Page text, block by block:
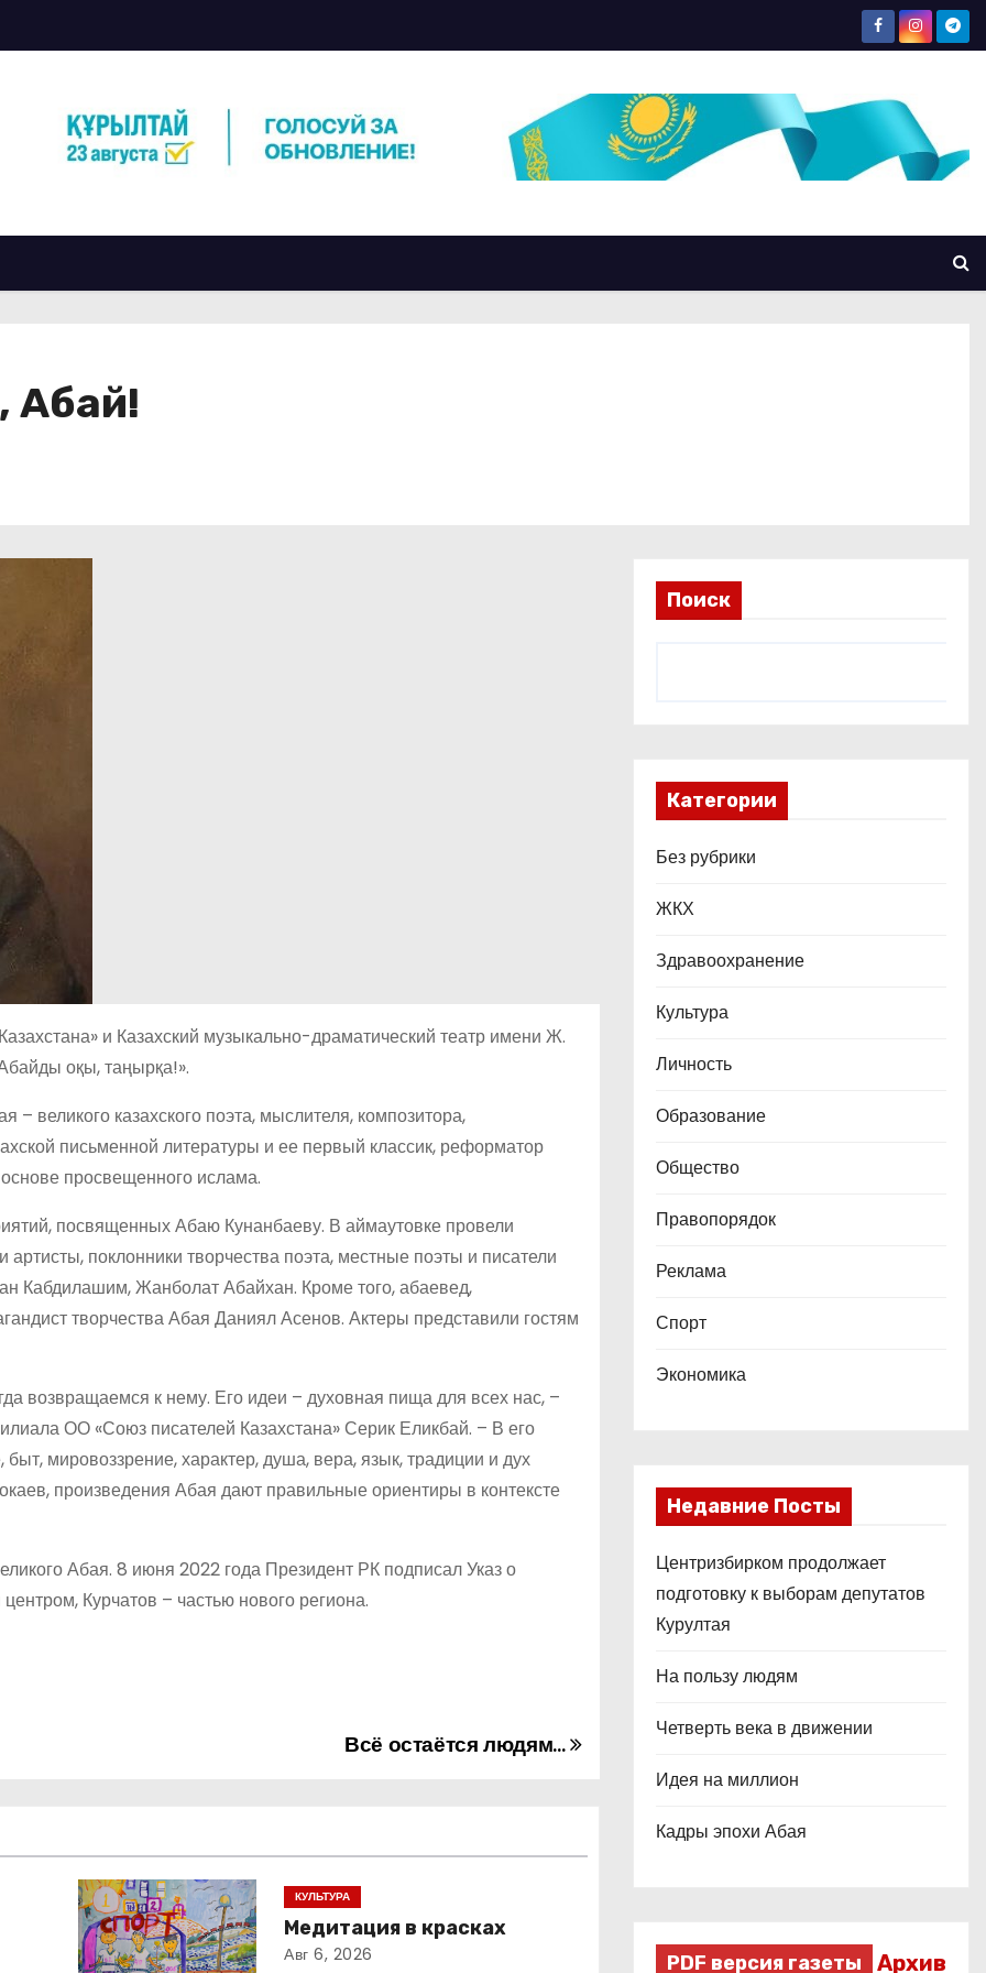
Абай!
и Казахский музыкально-драматический театр имени Ж.
оқы, таңырқа!».
– великого казахского поэта, мыслителя, композитора,
письменной литературы и ее первый классик, реформатор
просвещенного ислама.
посвященных Абаю Кунанбаеву. В аймаутовке провели
поклонники творчества поэта, местные поэты и писатели
Кабдилашим, Жанболат Абайхан. Кроме того, абаевед,
творчества Абая Даниял Асенов. Актеры представили гостям
возвращаемся к нему. Его идеи – духовная пища для всех нас, –
ОО «Союз писателей Казахстана» Серик Еликбай. – В его
мировоззрение, характер, душа, вера, язык, традиции и дух
произведения Абая дают правильные ориентиры в контексте
Абая. 8 июня 2022 года Президент РК подписал Указ о
Курчатов – частью нового региона.
Всё остаётся людям…
КУЛЬТУРА
Медитация в красках
Авг 6, 2026
Поиск
Категории
Без рубрики
ЖКХ
Здравоохранение
Культура
Личность
Образование
Общество
Правопорядок
Реклама
Спорт
Экономика
Недавние Посты
Центризбирком продолжает
подготовку к выборам депутатов
Курултая
На пользу людям
Четверть века в движении
Идея на миллион
Кадры эпохи Абая
PDF версия газеты Архив